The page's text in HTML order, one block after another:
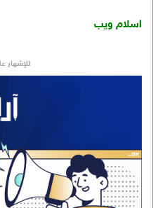
اسلام ويب
للإشهار